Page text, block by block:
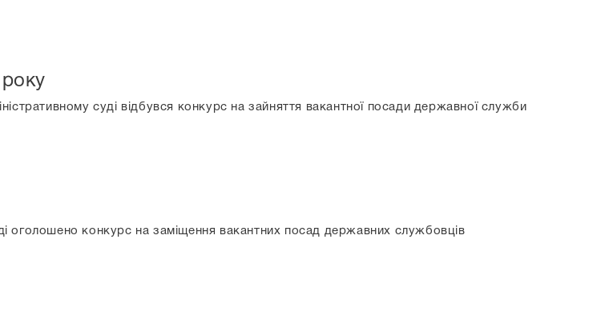
суді відбувся конкурс на зайняття вакантної посади державної служби
оголошено конкурс на заміщення вакантних посад державних службовців